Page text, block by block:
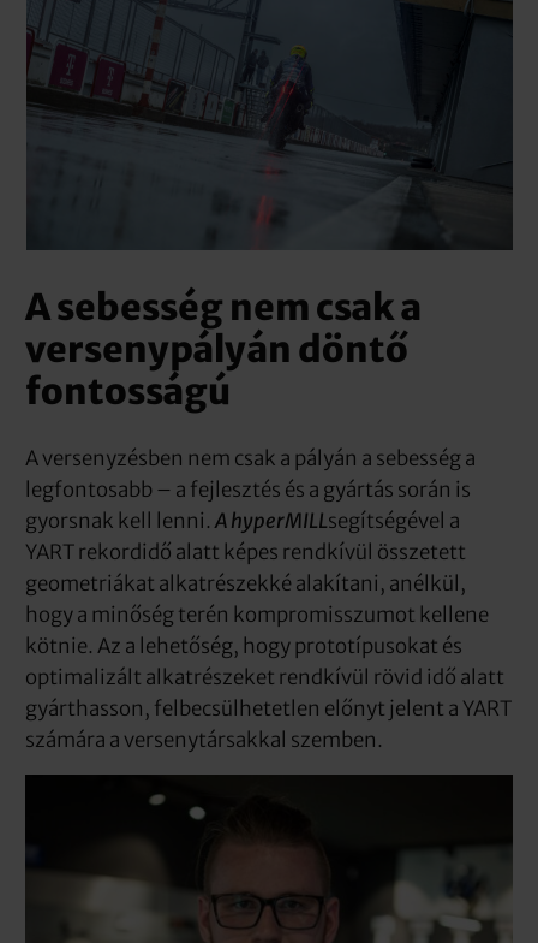
A sebesség nem csak a
versenypályán döntő
fontosságú
A versenyzésben nem csak a pályán a sebesség a
legfontosabb – a fejlesztés és a gyártás során is
gyorsnak kell lenni.A hyperMILLsegítségével a
YART rekordidő alatt képes rendkívül összetett
geometriákat alkatrészekké alakítani, anélkül,
hogy a minőség terén kompromisszumot kellene
kötnie. Az a lehetőség, hogy prototípusokat és
optimalizált alkatrészeket rendkívül rövid idő alatt
gyárthasson, felbecsülhetetlen előnyt jelent a YART
számára a versenytársakkal szemben.